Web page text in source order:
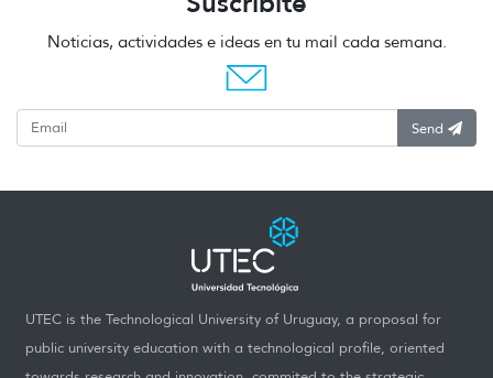
Noticias, actividades e ideas en tu mail cada semana.
Send
UTEC is the Technological University of Uruguay, a proposal for
public university education with a technological profile, oriented